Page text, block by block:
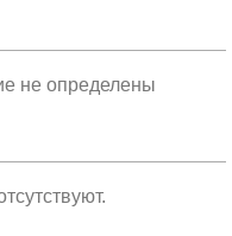
не определены